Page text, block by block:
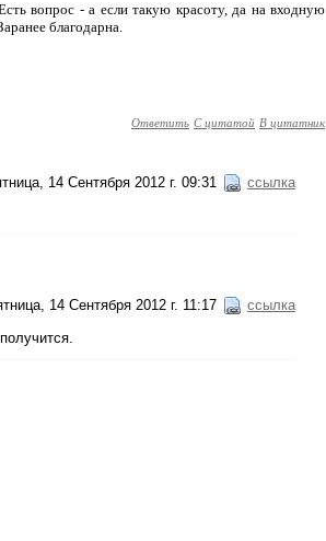
вопрос - а если такую красоту, да на входную
благодарна.
Ответить С цитатой В цитатник
14 Сентября 2012 г. 09:31 ссылка
14 Сентября 2012 г. 11:17 ссылка